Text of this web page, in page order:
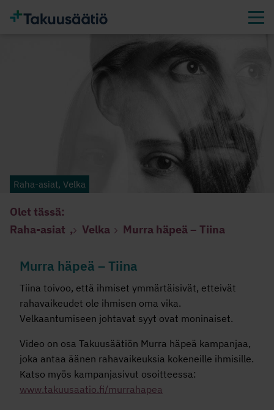
Raha-asiat, Velka
Olet tässä:
Raha-asiat , Velka Murra häpeä – Tiina
Murra häpeä – Tiina
Tiina toivoo, että ihmiset ymmärtäisivät, etteivät
rahavaikeudet ole ihmisen oma vika.
Velkaantumiseen johtavat syyt ovat moninaiset.
Video on osa Takuusäätiön Murra häpeä kampanjaa,
joka antaa äänen rahavaikeuksia kokeneille ihmisille.
Katso myös kampanjasivut osoitteessa:
www.takuusaatio.fi/murrahapea